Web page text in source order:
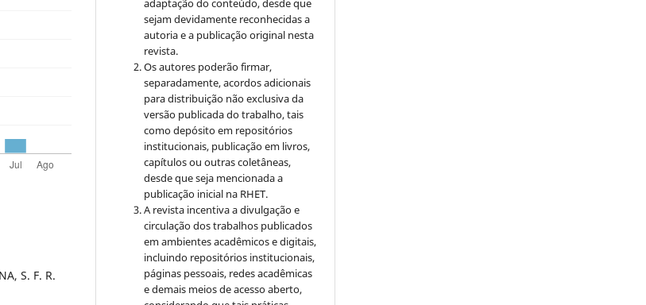
S. F. R.
adaptação do conteúdo, desde que
sejam devidamente reconhecidas a
autoria e a publicação original nesta
revista.
Os autores poderão firmar,
separadamente, acordos adicionais
para distribuição não exclusiva da
versão publicada do trabalho, tais
como depósito em repositórios
institucionais, publicação em livros,
capítulos ou outras coletâneas,
desde que seja mencionada a
publicação inicial na RHET.
A revista incentiva a divulgação e
circulação dos trabalhos publicados
em ambientes acadêmicos e digitais,
incluindo repositórios institucionais,
páginas pessoais, redes acadêmicas
e demais meios de acesso aberto,